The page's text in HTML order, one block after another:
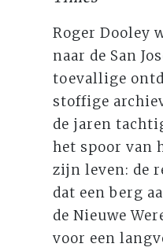
Roger Dooley
naar de San
toevallige
stoffige
de jaren
het spoor van
zijn leven: de
dat een berg
de Nieuwe
voor een